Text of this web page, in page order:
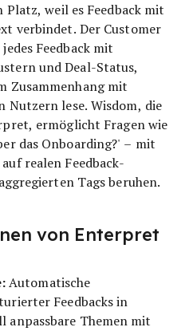
weil es Feedback mit
verbindet. Der Customer
Feedback mit
und Deal-Status,
Zusammenhang mit
Nutzern lese. Wisdom, die
ermöglicht Fragen wie
das Onboarding?' – mit
realen Feedback-
Tags beruhen.
von Enterpret
Automatische
Feedbacks in
anpassbare Themen mit